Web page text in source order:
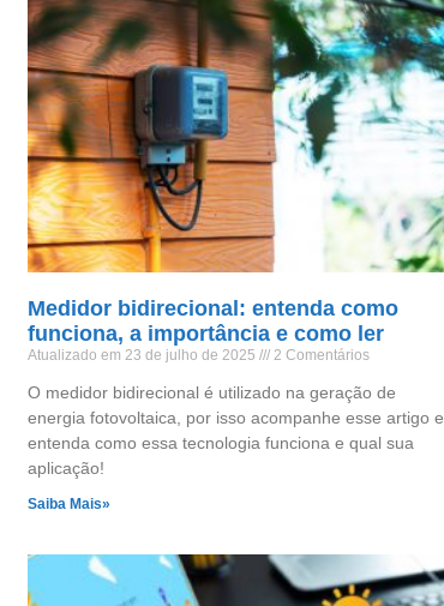
Medidor bidirecional: entenda como
funciona, a importância e como ler
Atualizado em 23 de julho de 2025 2 Comentários
O medidor bidirecional é utilizado na geração de
energia fotovoltaica, por isso acompanhe esse artigo e
entenda como essa tecnologia funciona e qual sua
aplicação!
Saiba Mais»